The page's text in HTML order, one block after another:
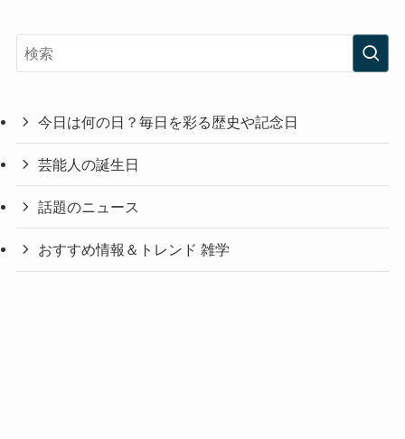
今日は何の日？毎日を彩る歴史や記念日
芸能人の誕生日
話題のニュース
おすすめ情報＆トレンド 雑学